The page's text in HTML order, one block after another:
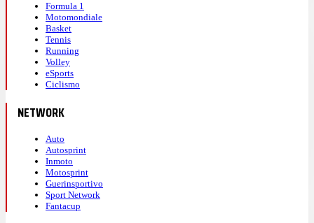
Formula 1
Motomondiale
Basket
Tennis
Running
Volley
eSports
Ciclismo
NETWORK
Auto
Autosprint
Inmoto
Motosprint
Guerinsportivo
Sport Network
Fantacup